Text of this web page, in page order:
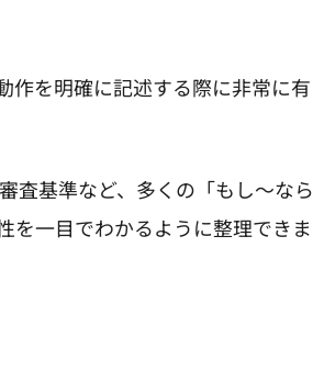
作を明確に記述する際に非常に有
査基準など、多くの「もし〜なら
を一目でわかるように整理できま